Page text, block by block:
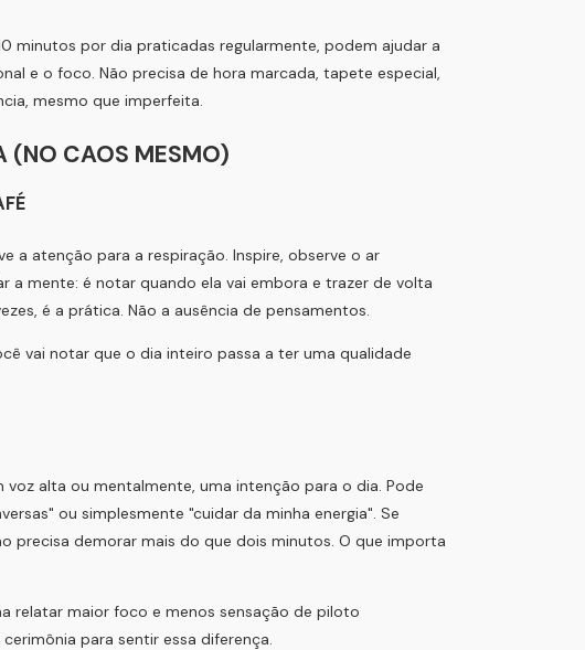
minutos por dia praticadas regularmente, podem ajudar a
e o foco. Não precisa de hora marcada, tapete especial,
mesmo que imperfeita.
(NO CAOS MESMO)
a atenção para a respiração. Inspire, observe o ar
a mente: é notar quando ela vai embora e trazer de volta
é a prática. Não a ausência de pensamentos.
vai notar que o dia inteiro passa a ter uma qualidade
alta ou mentalmente, uma intenção para o dia. Pode
ou simplesmente "cuidar da minha energia". Se
precisa demorar mais do que dois minutos. O que importa
relatar maior foco e menos sensação de piloto
para sentir essa diferença.